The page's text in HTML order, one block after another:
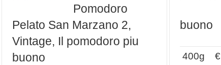
Pomodoro
Pelato San Marzano 2,
Vintage, Il pomodoro piu
buono
buono
400g €